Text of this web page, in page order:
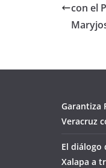
con el
Garantiza
Veracruz
El diálogo
Xalapa a